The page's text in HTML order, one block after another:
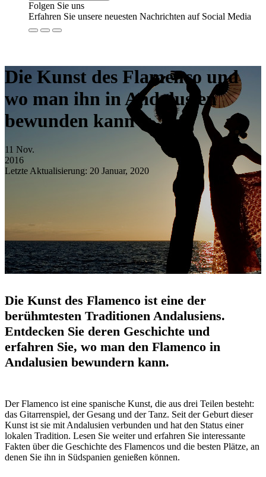
Folgen Sie uns
Erfahren Sie unsere neuesten Nachrichten auf Social Media
Die Kunst des Flamenco und
wo man ihn in Andalusien
bewunden kann
11 Nov.
2016
Letzte Aktualisierung: 20 Januar, 2020
Die Kunst des Flamenco ist eine der
berühmtesten Traditionen Andalusiens.
Entdecken Sie deren Geschichte und
erfahren Sie, wo man den Flamenco in
Andalusien bewundern kann.
Der Flamenco ist eine spanische Kunst, die aus drei Teilen besteht:
das Gitarrenspiel, der Gesang und der Tanz. Seit der Geburt dieser
Kunst ist sie mit Andalusien verbunden und hat den Status einer
lokalen Tradition. Lesen Sie weiter und erfahren Sie interessante
Fakten über die Geschichte des Flamencos und die besten Plätze, an
denen Sie ihn in Südspanien genießen können.